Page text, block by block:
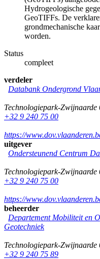
Hydrogeologische
GeoTIFFs. De
grondmechanische
worden.
Status
compleet
verdeler
Databank Ondergrond
Technologiepark-Zwijnaarde
+32 9 240 75 00
https://
uitgever
Ondersteunend Centrum
Technologiepark-Zwijnaarde
+32 9 240 75 00
https://
beheerder
Departement Mobiliteit en
Geotechniek
Technologiepark-Zwijnaarde
+32 9 240 75 89